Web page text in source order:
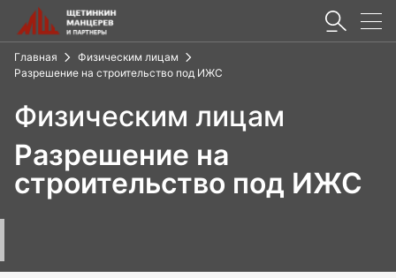
Главная
Физическим лицам
Разрешение на строительство под ИЖС
Физическим лицам
Разрешение на
строительство под ИЖС